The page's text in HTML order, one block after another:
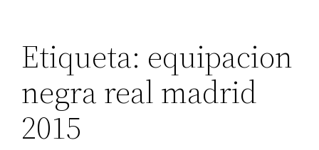
Etiqueta: equipacion
negra real madrid
2015